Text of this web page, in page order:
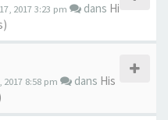
2017 3:23 pm dans Hi
2017 8:58 pm dans His